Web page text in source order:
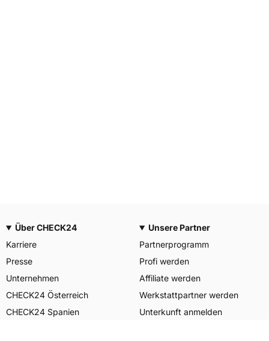
Über CHECK24
Karriere
Presse
Unternehmen
CHECK24 Österreich
CHECK24 Spanien
Unsere Partner
Partnerprogramm
Profi werden
Affiliate werden
Werkstattpartner werden
Unterkunft anmelden